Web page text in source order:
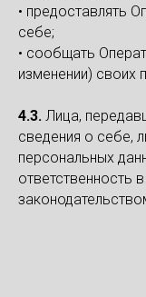
• предоставлять
себе;
• сообщать
изменении) своих
4.3. Лица,
сведения о себе,
персональных
ответственность